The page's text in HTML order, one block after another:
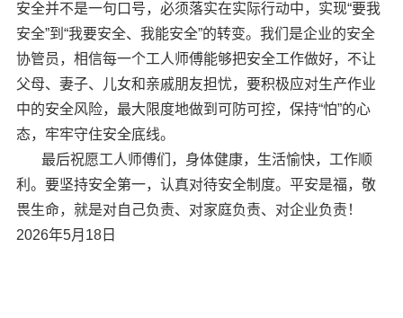
安全并不是一句口号，必须落实在实际行动中，实现“要我
安全”到“我要安全、我能安全”的转变。我们是企业的安全
协管员，相信每一个工人师傅能够把安全工作做好，不让
父母、妻子、儿女和亲戚朋友担忧，要积极应对生产作业
中的安全风险，最大限度地做到可防可控，保持“怕”的心
态，牢牢守住安全底线。
最后祝愿工人师傅们，身体健康，生活愉快，工作顺
利。要坚持安全第一，认真对待安全制度。平安是福，敬
畏生命，就是对自己负责、对家庭负责、对企业负责！
2026年5月18日